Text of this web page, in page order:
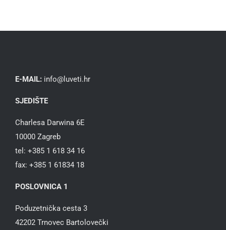
E-MAIL: info@luveti.hr
SJEDIŠTE
Charlesa Darwina 6E
10000 Zagreb
tel: +385 1 618 34 16
fax: +385 1 61834 18
POSLOVNICA 1
Poduzetnička cesta 3
42202 Trnovec Bartolovečki